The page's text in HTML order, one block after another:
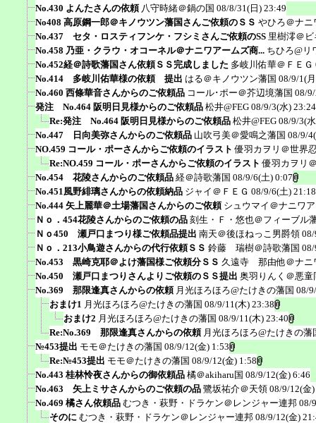
No.430 よんたさんの依頼 八守時緒＠鍋の国 08/8/31(日) 23:49
No408 高原鋼一郎＠キノウツン藩国さんご依頼のＳＳ やひろ＠ナニ
No.437 セタ・ロスティフンケ・フシミさんご依頼のSS 里樹澪＠
No.458 乃亜・クラウ・オコーネル＠ナニワアームズ商... ちひろ@リ
No.452経＠詩歌藩国さん依頼ＳＳ完成しました 多岐川佑華＠ＦＥＧ
No.414 多岐川佑華様の依頼 提出 はる＠キノウツン藩国 08/9/1(
No.460 西條華音さんからのご依頼品 コール･ポー＠芥辺境藩国 08/
発注 No.464 阪明日見様からのご依頼品 松井@FEG 08/9/3(水) 23:24
Re:発注 No.464 阪明日見様からのご依頼品 松井@FEG 08/9/3(
No.447 日向美弥さんからのご依頼品 山吹弓美＠愛鳴之藩国 08/9/
NO.459 コール・ポーさんからご依頼のイラスト 優羽カヲリ＠世界
Re:NO.459 コール・ポーさんからご依頼のイラスト 優羽カヲリ
No.454 花陵さんからのご依頼品 経＠詩歌藩国 08/9/6(土) 0:07
No.451風野緋璃さんからの依頼納品 ジャイ＠ＦＥＧ 08/9/6(土) 21:18
No.444 矢上麗華＠土場藩国さんからのご依頼 シュウマイ＠ナニワ
Ｎｏ．454花陵さんからのご依頼の品 刻生・Ｆ・悠也＠フィーブル
Ｎｏ450 瀬戸口まつり様ご依頼品提出 南天＠後ほねっこ男爵領
Ｎｏ．213小鳥遊さんからの代行依頼ＳＳ 鈴藤 瑞樹＠詩歌藩国
No.453 黒崎克耶＠よけ藩国様ご依頼分ＳＳ 久遠寺 那由他＠ナニ
No.450 瀬戸口まつりさんよりご依頼のＳＳ提出 奥羽りんく＠悪童
No.369 那限逢真さんからの依頼 月光ほろほろ@たけきの藩国 08/
おまけ1 月光ほろほろ@たけきの藩国 08/9/11(木) 23:38
おまけ2 月光ほろほろ@たけきの藩国 08/9/11(木) 23:40
Re:No.369 那限逢真さんからの依頼 月光ほろほろ@たけきの藩
№453提出 モモ＠たけきの藩国 08/9/12(金) 1:53
Re:№453提出 モモ＠たけきの藩国 08/9/12(金) 1:58
No.443 桂林怜夜さんからの御依頼品 橘＠akiharu国 08/9/12(金) 6:46
No.463 矢上ミサさんからのご依頼の品 鷺坂祐介＠天領 08/9/12(金
No.469 橘さん依頼品 むつき・萩野・ドラケン＠レンジャー連邦 08/
そのに むつき・萩野・ドラケン＠レンジャー連邦 08/9/12(金)